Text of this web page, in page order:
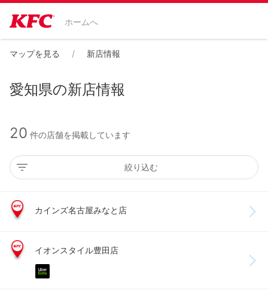
ホームへ
マップを見る 新店情報
愛知県の新店情報
20 件の店舗を掲載しています
絞り込む
カインズ名古屋みなと店
イオンスタイル豊田店